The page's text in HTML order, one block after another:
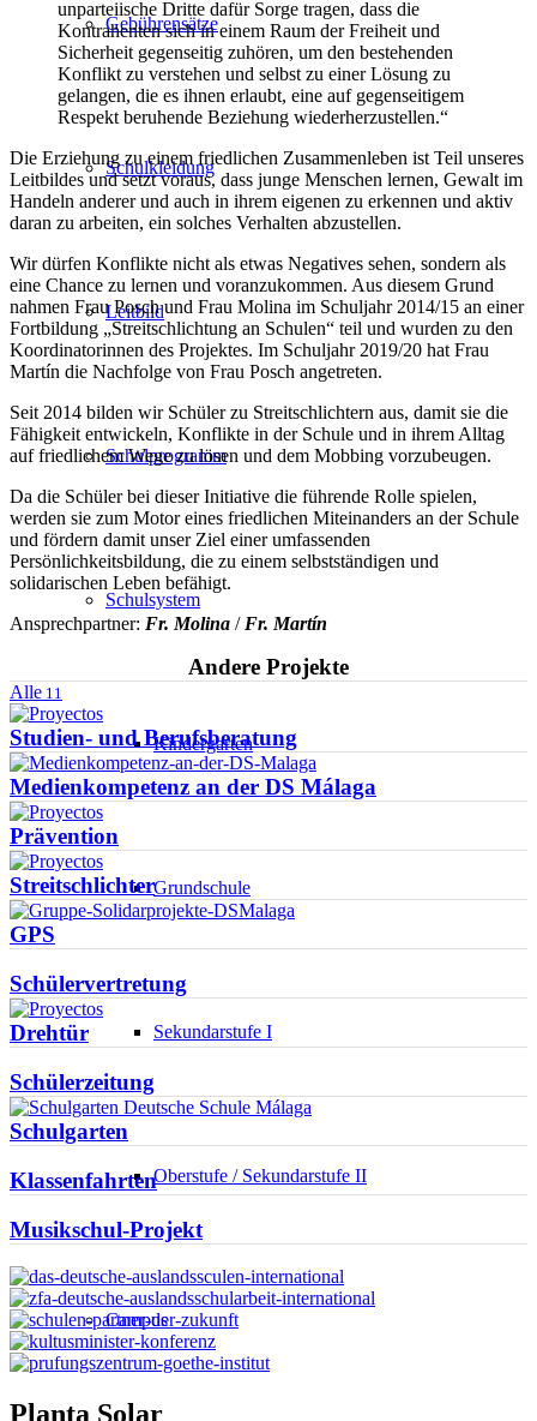
Gebührensätze
Schulkleidung
Leitbild
Schulprogramm
Schulsystem
Kindergarten
Grundschule
Sekundarstufe I
Oberstufe / Sekundarstufe II
Campus
unparteiische Dritte dafür Sorge tragen, dass die
Kontrahenten sich in einem Raum der Freiheit und
Sicherheit gegenseitig zuhören, um den bestehenden
Konflikt zu verstehen und selbst zu einer Lösung zu
gelangen, die es ihnen erlaubt, eine auf gegenseitigem
Respekt beruhende Beziehung wiederherzustellen.“
Die Erziehung zu einem friedlichen Zusammenleben ist Teil unseres
Leitbildes und setzt voraus, dass junge Menschen lernen, Gewalt im
Handeln anderer und auch in ihrem eigenen zu erkennen und aktiv
daran zu arbeiten, ein solches Verhalten abzustellen.
Wir dürfen Konflikte nicht als etwas Negatives sehen, sondern als
eine Chance zu lernen und voranzukommen. Aus diesem Grund
nahmen Frau Posch und Frau Molina im Schuljahr 2014/15 an einer
Fortbildung „Streitschlichtung an Schulen“ teil und wurden zu den
Koordinatorinnen des Projektes. Im Schuljahr 2019/20 hat Frau
Martín die Nachfolge von Frau Posch angetreten.
Seit 2014 bilden wir Schüler zu Streitschlichtern aus, damit sie die
Fähigkeit entwickeln, Konflikte in der Schule und in ihrem Alltag
auf friedlichem Wege zu lösen und dem Mobbing vorzubeugen.
Da die Schüler bei dieser Initiative die führende Rolle spielen,
werden sie zum Motor eines friedlichen Miteinanders an der Schule
und fördern damit unser Ziel einer umfassenden
Persönlichkeitsbildung, die zu einem selbstständigen und
solidarischen Leben befähigt.
Ansprechpartner: Fr. Molina /Fr. Martín
Andere Projekte
Alle 11
Studien- und Berufsberatung
Medienkompetenz an der DS Málaga
Prävention
Streitschlichter
GPS
Schülervertretung
Drehtür
Schülerzeitung
Schulgarten
Klassenfahrten
Musikschul-Projekt
Planta Solar